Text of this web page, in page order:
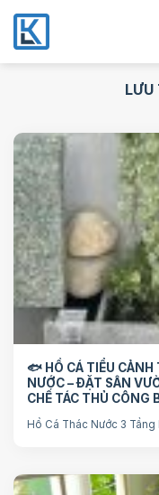
Bỏ
qua
nội
LƯU
🐟 HỒ CÁ TIỂU CẢNH
NƯỚC – ĐẶT SÂN
CHẾ TÁC THỦ CÔNG
Hồ Cá Thác Nước 3